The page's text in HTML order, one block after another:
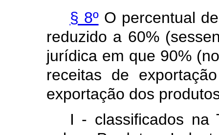
§ 8ºO percentual
reduzido a 60%
jurídica em que 90%
receitas de
exportação dos
I - classificados na